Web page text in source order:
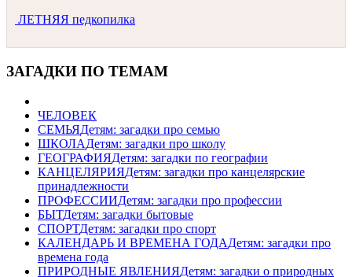
ЛЕТНЯЯ педкопилка
ЗАГАДКИ ПО ТЕМАМ
ЧЕЛОВЕК
СЕМЬЯДетям: загадки про семью
ШКОЛАДетям: загадки про школу
ГЕОГРАФИЯДетям: загадки по географии
КАНЦЕЛЯРИЯДетям: загадки про канцелярские
принадлежности
ПРОФЕССИИДетям: загадки про профессии
БЫТДетям: загадки бытовые
СПОРТДетям: загадки про спорт
КАЛЕНДАРЬ И ВРЕМЕНА ГОДАДетям: загадки про
времена года
ПРИРОДНЫЕ ЯВЛЕНИЯДетям: загадки о природных